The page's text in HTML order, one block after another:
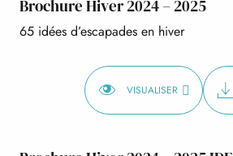
Brochure Hiver 2024 – 2025
65 idées d’escapades en hiver
VISUALISER